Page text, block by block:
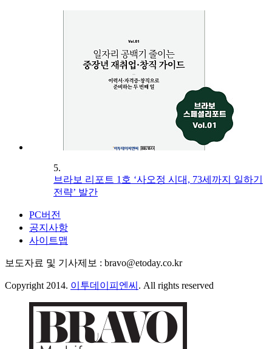
5.
브라보 리포트 1호 ‘사오정 시대, 73세까지 일하기
전략’ 발간
PC버전
공지사항
사이트맵
보도자료 및 기사제보 : bravo@etoday.co.kr
Copyright 2014. 이투데이피엔씨 . All rights reserved